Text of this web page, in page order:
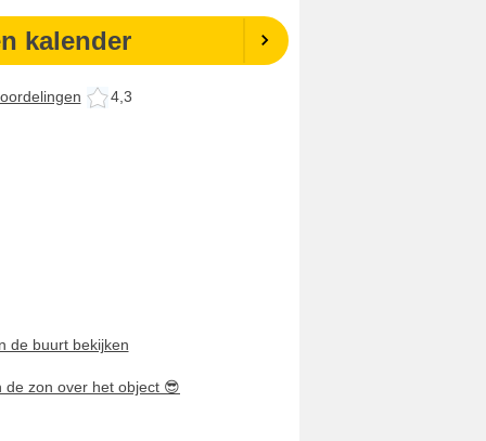
kalender
4,3
de buurt bekijken
de zon over het object 😎